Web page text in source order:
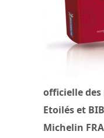
officielle
Etoilés et
Michelin